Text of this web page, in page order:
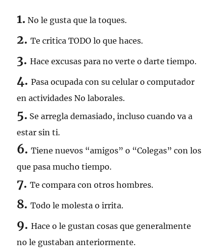
1. No le gusta que la toques.
2.Te critica TODO lo que haces.
3.Hace excusas para no verte o darte tiempo.
4.Pasa ocupada con su celular o computador
en actividades No laborales.
5. Se arregla demasiado, incluso cuando va a
estar sin ti.
6.Tiene nuevos “amigos” o “Colegas” con los
que pasa mucho tiempo.
7.Te compara con otros hombres.
8.Todo le molesta o irrita.
9.Hace o le gustan cosas que generalmente
no le gustaban anteriormente.